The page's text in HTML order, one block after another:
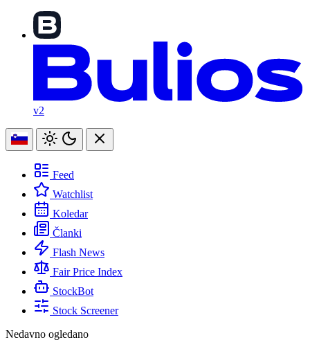
v2
Feed
Watchlist
Koledar
Članki
Flash News
Fair Price Index
StockBot
Stock Screener
Nedavno ogledano